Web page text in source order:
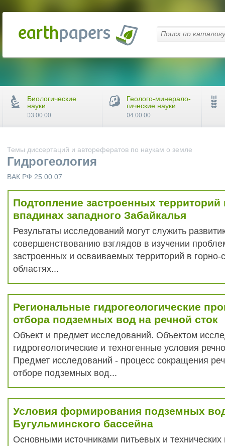
Темы диссертаций и авторефератов по наукам о земле
Гидрогеология
ВАК РФ 25.00.07
Подтопление застроенных
впадинах западного Забайкалья
Результаты исследований могут служить
совершенствованию взглядов в изучении
застроенных и осваиваемых территорий в горно-
областях...
Региональные гидрогеологические
отбора подземных вод на речной сток
Объект и предмет исследований. Объектом
гидрогеологические и техногенные условия
Предмет исследований - процесс сокращения
отборе подземных вод...
Условия формирования подземных
Бугульминского бассейна
Основными источниками питьевых и технических
Биологические
науки
03.00.00
Геолого-минерало-
гические науки
04.00.00